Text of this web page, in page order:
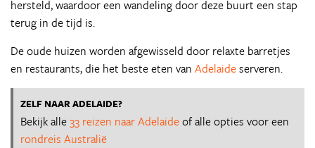
hersteld, waardoor een wandeling door deze buurt een stap
terug in de tijd is.
De oude huizen worden afgewisseld door relaxte barretjes
en restaurants, die het beste eten van Adelaideserveren.
ZELF NAAR ADELAIDE?
Bekijk alle33 reizen naar Adelaideof alle opties voor een
rondreis Australië